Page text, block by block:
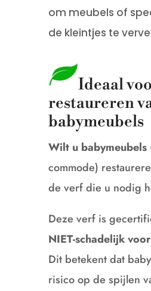
om meubels of
de kleintjes te
Ideaal
restaureren
babymeubels
Wilt u babymeubels
commode)
de verf die u nodig
Deze verf is
NIET-schadelijk
Dit betekent dat
risico op de spijlen